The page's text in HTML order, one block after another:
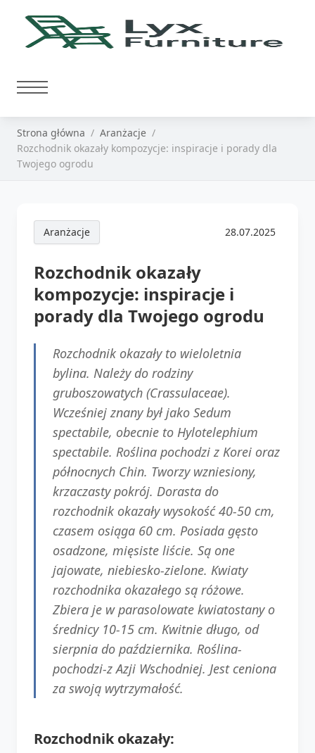
Strona główna
Aranżacje
Rozchodnik okazały kompozycje: inspiracje i porady dla
Twojego ogrodu
Aranżacje 28.07.2025
Rozchodnik okazały
kompozycje: inspiracje i
porady dla Twojego ogrodu
Rozchodnik okazały to wieloletnia
bylina. Należy do rodziny
gruboszowatych (Crassulaceae).
Wcześniej znany był jako Sedum
spectabile, obecnie to Hylotelephium
spectabile. Roślina pochodzi z Korei oraz
północnych Chin. Tworzy wzniesiony,
krzaczasty pokrój. Dorasta do
rozchodnik okazały wysokość 40-50 cm,
czasem osiąga 60 cm. Posiada gęsto
osadzone, mięsiste liście. Są one
jajowate, niebiesko-zielone. Kwiaty
rozchodnika okazałego są różowe.
Zbiera je w parasolowate kwiatostany o
średnicy 10-15 cm. Kwitnie długo, od
sierpnia do października. Roślina-
pochodzi-z Azji Wschodniej. Jest ceniona
za swoją wytrzymałość.
Rozchodnik okazały: